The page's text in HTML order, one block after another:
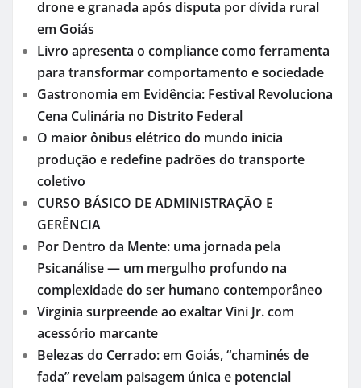
drone e granada após disputa por dívida rural
em Goiás
Livro apresenta o compliance como ferramenta
para transformar comportamento e sociedade
Gastronomia em Evidência: Festival Revoluciona
Cena Culinária no Distrito Federal
O maior ônibus elétrico do mundo inicia
produção e redefine padrões do transporte
coletivo
CURSO BÁSICO DE ADMINISTRAÇÃO E
GERÊNCIA
Por Dentro da Mente: uma jornada pela
Psicanálise — um mergulho profundo na
complexidade do ser humano contemporâneo
Virginia surpreende ao exaltar Vini Jr. com
acessório marcante
Belezas do Cerrado: em Goiás, “chaminés de
fada” revelam paisagem única e potencial